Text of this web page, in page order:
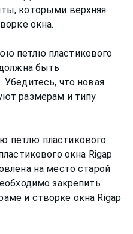
которыми верхняя
окна.
петлю пластикового
быть
Убедитесь, что новая
размерам и типу
петлю пластикового
окна Rigap
на место старой
закрепить
и створке окна Rigap